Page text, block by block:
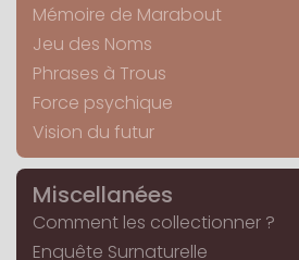
Mémoire de Marabout
Jeu des Noms
Phrases à Trous
Force psychique
Vision du futur
Miscellanées
Comment les collectionner ?
Enquête Surnaturelle